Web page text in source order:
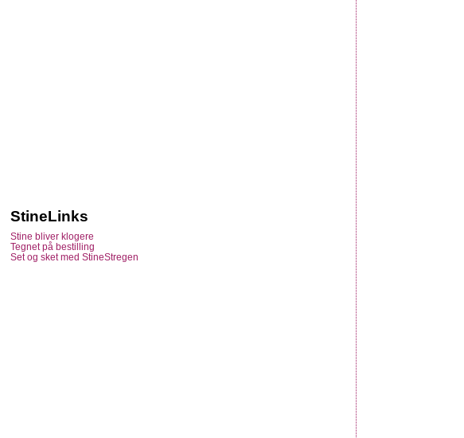
StineLinks
Stine bliver klogere
Tegnet på bestilling
Set og sket med StineStregen